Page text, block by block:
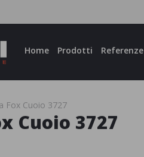
Home Prodotti Referenze
Fox Cuoio 3727
Cuoio 3727